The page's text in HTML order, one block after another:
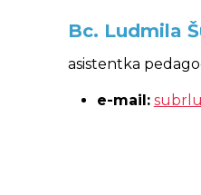
Bc. Ludmila
asistentka
e-mail: